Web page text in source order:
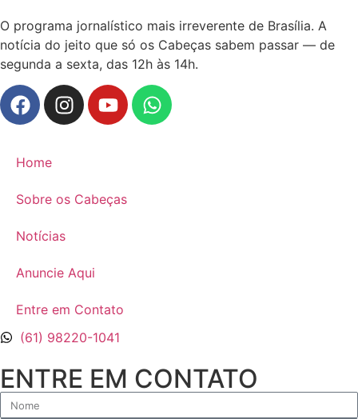
O programa jornalístico mais irreverente de Brasília. A
notícia do jeito que só os Cabeças sabem passar — de
segunda a sexta, das 12h às 14h.
Home
Sobre os Cabeças
Notícias
Anuncie Aqui
Entre em Contato
(61) 98220-1041
ENTRE EM CONTATO